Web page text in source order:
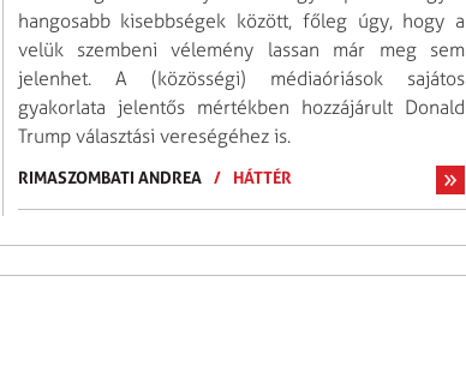
hangosabb kisebbségek között, főleg úgy, hogy a
velük szembeni vélemény lassan már meg sem
jelenhet. A (közösségi) médiaóriások sajátos
gyakorlata jelentős mértékben hozzájárult Donald
Trump választási vereségéhez is.
RIMASZOMBATI ANDREA / HÁTTÉR